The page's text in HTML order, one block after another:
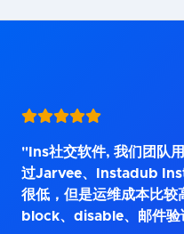
"Ins社交软件, 我们团队
过Jarvee、Instadub
很低，但是运维成本比较
block、disable、邮件验